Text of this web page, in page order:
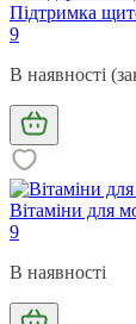
Підтримка
9
В наявності
Вітаміни для
9
В наявності